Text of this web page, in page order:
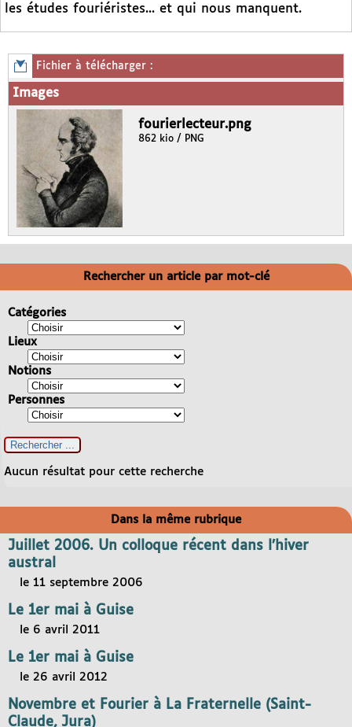
les études fouriéristes... et qui nous manquent.
Fichier à télécharger :
Images
fourierlecteur.png
862 kio / PNG
Rechercher un article par mot-clé
Catégories
Lieux
Notions
Personnes
Aucun résultat pour cette recherche
Dans la même rubrique
Juillet 2006. Un colloque récent dans l’hiver
austral
le 11 septembre 2006
Le 1er mai à Guise
le 6 avril 2011
Le 1er mai à Guise
le 26 avril 2012
Novembre et Fourier à La Fraternelle (Saint-
Claude, Jura)